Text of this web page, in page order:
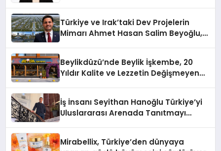
Türkiye ve Irak’taki Dev Projelerin
Mimarı Ahmet Hasan Salim Beyoğlu,
Hayata Geçirecek
Beylikdüzü’nde Beylik İşkembe, 20
Yıldır Kalite ve Lezzetin Değişmeyen
İş İnsanı Seyithan Hanoğlu Türkiye’yi
Uluslararası Arenada Tanıtmayı
Mirabellix, Türkiye’den dünyaya